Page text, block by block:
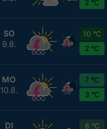
2 °C
SO
9.8.
10 °C
2 °C
MO
10.8.
7 °C
3 °C
DI
8 °C